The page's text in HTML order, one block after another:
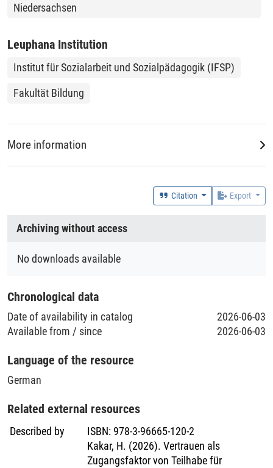
Citation Export
Archiving without access
No downloads available
Chronological data
Date of availability in catalog
2026-06-03
Available from / since
2026-06-03
Language of the resource
German
Related external resources
Described by ISBN: 978-3-96665-120-2
Kakar, H. (2026). Vertrauen als
Zugangsfaktor von Teilhabe für
Niedersachsen
Leuphana Institution
Institut für Sozialarbeit und Sozialpädagogik (IFSP)
Fakultät Bildung
More information
Rightsholder
Kakar, Hila
Time Period of the Collection of the Data
2019-09-30 - 2020-03-13
Geolocation (Country)
Germany
Geolocation (Region/Location)
Niedersachsen